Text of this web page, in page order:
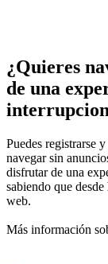
¿Quieres
de una
Puedes registrarse
navegar sin
disfrutar de una
sabiendo que desde
web.
Más información